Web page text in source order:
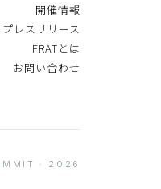
開催情報
プレスリリース
FRATとは
お問い合わせ
· 2026